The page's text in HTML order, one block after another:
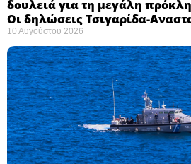
δουλειά για τη μεγάλη
Οι δηλώσεις Τσιγαρίδα-
10 Αυγούστου 2026